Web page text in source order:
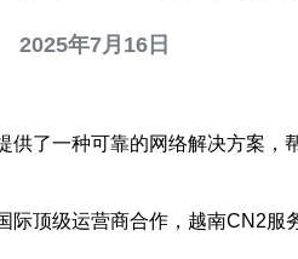
2025年7月16日
了一种可靠的网络解决方案
顶级运营商合作，越南CN2